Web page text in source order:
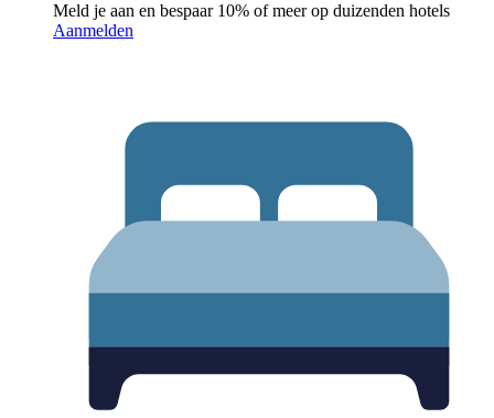
Meld je aan en bespaar 10% of meer op duizenden hotels
Aanmelden